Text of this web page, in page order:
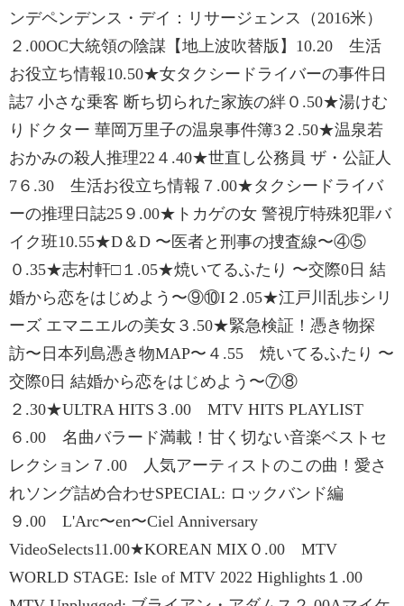
ンデペンデンス・デイ：リサージェンス（2016米）
２.00OC大統領の陰謀【地上波吹替版】10.20 生活
お役立ち情報10.50★女タクシードライバーの事件日
誌7 小さな乗客 断ち切られた家族の絆０.50★湯けむ
りドクター 華岡万里子の温泉事件簿3２.50★温泉若
おかみの殺人推理22４.40★世直し公務員 ザ・公証人
7６.30 生活お役立ち情報７.00★タクシードライバ
ーの推理日誌25９.00★トカゲの女 警視庁特殊犯罪バ
イク班10.55★D＆D 〜医者と刑事の捜査線〜④⑤
０.35★志村軒□１.05★焼いてるふたり 〜交際0日 結
婚から恋をはじめよう〜⑨⑩I２.05★江戸川乱歩シリ
ーズ エマニエルの美女３.50★緊急検証！憑き物探
訪〜日本列島憑き物MAP〜４.55 焼いてるふたり 〜
交際0日 結婚から恋をはじめよう〜⑦⑧
２.30★ULTRA HITS３.00 MTV HITS PLAYLIST
６.00 名曲バラード満載！甘く切ない音楽ベストセ
レクション７.00 人気アーティストのこの曲！愛さ
れソング詰め合わせSPECIAL: ロックバンド編
９.00 L'Arc〜en〜Ciel Anniversary
VideoSelects11.00★KOREAN MIX０.00 MTV
WORLD STAGE: Isle of MTV 2022 Highlights１.00